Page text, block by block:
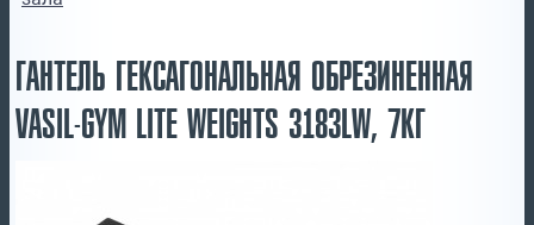
ГАНТЕЛЬ ГЕКСАГОНАЛЬНАЯ ОБРЕЗИНЕННАЯ
VASIL-GYM LITE WEIGHTS 3183LW, 7КГ